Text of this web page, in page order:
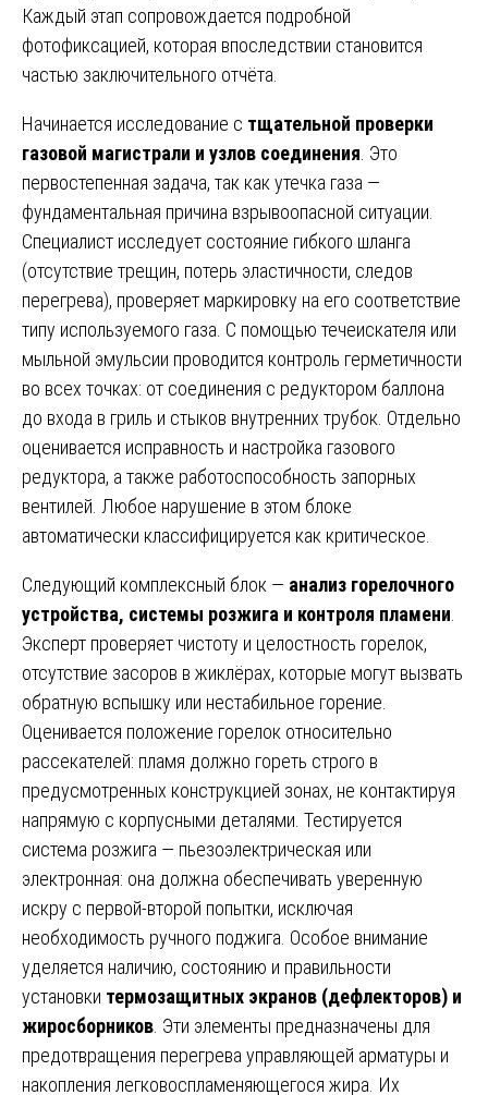
Каждый этап сопровождается подробной
фотофиксацией, которая впоследствии становится
частью заключительного отчёта.
Начинается исследование с тщательной проверки
газовой магистрали и узлов соединения . Это
первостепенная задача, так как утечка газа —
фундаментальная причина взрывоопасной ситуации.
Специалист исследует состояние гибкого шланга
(отсутствие трещин, потерь эластичности, следов
перегрева), проверяет маркировку на его соответствие
типу используемого газа. С помощью течеискателя или
мыльной эмульсии проводится контроль герметичности
во всех точках: от соединения с редуктором баллона
до входа в гриль и стыков внутренних трубок. Отдельно
оценивается исправность и настройка газового
редуктора, а также работоспособность запорных
вентилей. Любое нарушение в этом блоке
автоматически классифицируется как критическое.
Следующий комплексный блок — анализ горелочного
устройства, системы розжига и контроля пламени
Эксперт проверяет чистоту и целостность горелок,
отсутствие засоров в жиклёрах, которые могут вызвать
обратную вспышку или нестабильное горение.
Оценивается положение горелок относительно
рассекателей: пламя должно гореть строго в
предусмотренных конструкцией зонах, не контактируя
напрямую с корпусными деталями. Тестируется
система розжига — пьезоэлектрическая или
электронная: она должна обеспечивать уверенную
искру с первой-второй попытки, исключая
необходимость ручного поджига. Особое внимание
уделяется наличию, состоянию и правильности
установки термозащитных экранов (дефлекторов) и
жиросборников . Эти элементы предназначены для
предотвращения перегрева управляющей арматуры и
накопления легковоспламеняющегося жира. Их